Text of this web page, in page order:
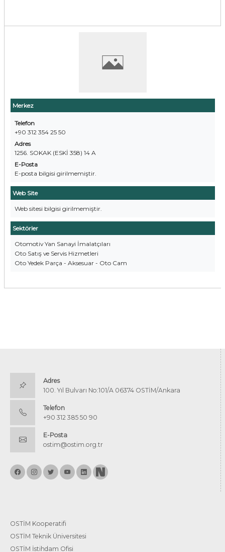
Merkez
Telefon
+90 312 354 25 50
Adres
1256. SOKAK (ESKİ 358) 14 A
E-Posta
E-posta bilgisi girilmemiştir.
Web Site
Web sitesi bilgisi girilmemiştir.
Sektörler
Otomotiv Yan Sanayi İmalatçıları
Oto Satış ve Servis Hizmetleri
Oto Yedek Parça - Aksesuar - Oto Cam
Adres
100. Yıl Bulvarı No:101/A 06374 OSTİM/Ankara
Telefon
+90 312 385 50 90
E-Posta
ostim@ostim.org.tr
OSTİM Kooperatifi
OSTİM Teknik Üniversitesi
OSTİM İstihdam Ofisi